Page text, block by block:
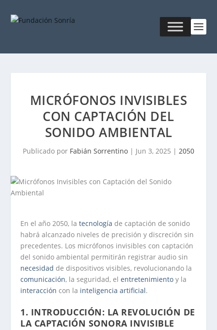
MICRÓFONOS INVISIBLES
CON CAPTACIÓN DEL
SONIDO AMBIENTAL
Publicado por Fabián Sorrentino | Jun 3, 2025 | 2050
En el año 2050, latecnología de captación de sonido
habrá alcanzado niveles de precisión y discreción sin
precedentes. Los micrófonos invisibles con captación
del sonido ambiental permitirán registrar audio sin
necesidad de dispositivos visibles, revolucionando la
comunicación, la seguridad, elentretenimiento y la
interacción con la inteligencia artificial.
1. INTRODUCCIÓN: LA REVOLUCIÓN DE
LA CAPTACIÓN SONORA INVISIBLE